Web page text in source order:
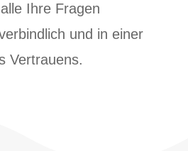
Ihre Fragen
und in einer
Vertrauens.